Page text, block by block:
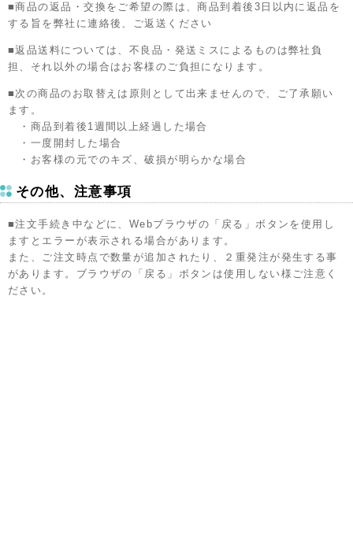
■商品の返品・交換をご希望の際は、商品到着後3日以内に返品を
する旨を弊社に連絡後、ご返送ください
■返品送料については、不良品・発送ミスによるものは弊社負
担、それ以外の場合はお客様のご負担になります。
■次の商品のお取替えは原則として出来ませんので、ご了承願い
ます。
・商品到着後1週間以上経過した場合
・一度開封した場合
・お客様の元でのキズ、破損が明らかな場合
その他、注意事項
■注文手続き中などに、Webブラウザの「戻る」ボタンを使用し
ますとエラーが表示される場合があります。
また、ご注文時点で数量が追加されたり、２重発注が発生する事
があります。ブラウザの「戻る」ボタンは使用しない様ご注意く
ださい。